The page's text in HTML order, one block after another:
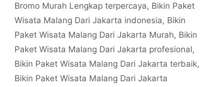
Bromo Murah Lengkap terpercaya, Bikin Paket
Wisata Malang Dari Jakarta indonesia, Bikin
Paket Wisata Malang Dari Jakarta Murah, Bikin
Paket Wisata Malang Dari Jakarta profesional,
Bikin Paket Wisata Malang Dari Jakarta terbaik,
Bikin Paket Wisata Malang Dari Jakarta